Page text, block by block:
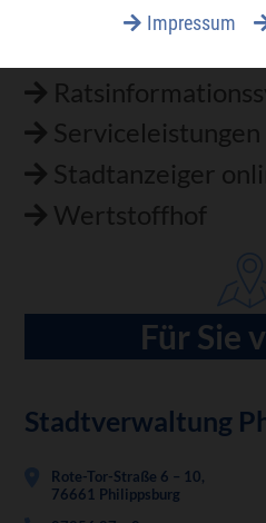
Notrufnummern
Serviceleistungen
Stadtanzeiger
Wertstoffhof
Für Sie
Stadtverwaltung
Rote-Tor-Straße 6 – 10,
76661 Philippsburg
Impressum